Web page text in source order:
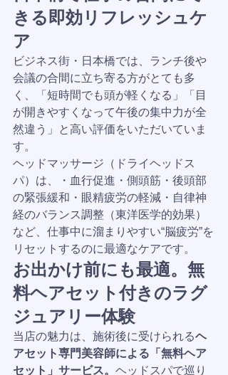
きる即効リフレッシュケ
ア
ビジネス街・日本橋では、ランチ後や
会議の合間に立ち寄る方がとても多
く、「短時間でも頭が軽くなる」「目
が開きやすくなって午後の集中力が全
然違う」と高い評価をいただいていま
す。
ヘッドマッサージ（ドライヘッドス
パ）は、・血行促進・側頭筋・後頭部
の緊張緩和・眼精疲労の軽減・自律神
経のバランス調整（東洋医学的効果）
など、仕事中に溜まりやすい“脳疲労”を
リセットするのに最適なケアです。
お出かけ前にも最適。無
料ヘアセット付きのラグ
ジュアリー体験
当店の魅力は、施術後に受けられるヘ
アセット専門美容師による「無料ヘア
セット」サービス。 ヘッドスパで巡り